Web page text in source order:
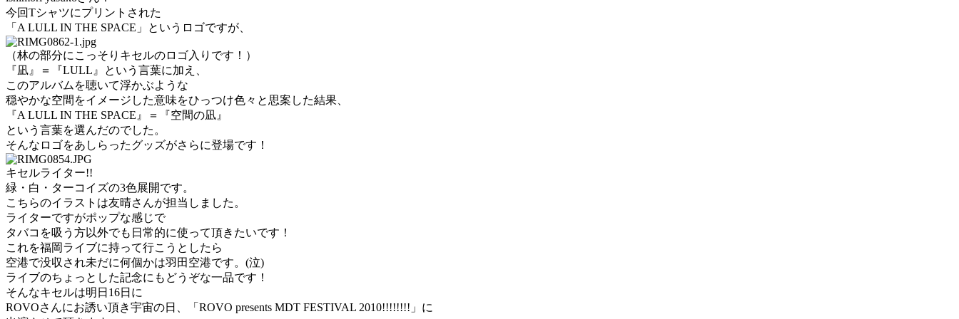
今回Tシャツにプリントされた
「A LULL IN THE SPACE」というロゴですが、
（林の部分にこっそりキセルのロゴ入りです！）
『凪』＝『LULL』という言葉に加え、
このアルバムを聴いて浮かぶような
穏やかな空間をイメージした意味をひっつけ色々と思案した結果、
『A LULL IN THE SPACE』＝『空間の凪』
という言葉を選んだのでした。
そんなロゴをあしらったグッズがさらに登場です！
キセルライター!!
緑・白・ターコイズの3色展開です。
こちらのイラストは友晴さんが担当しました。
ライターですがポップな感じで
タバコを吸う方以外でも日常的に使って頂きたいです！
これを福岡ライブに持って行こうとしたら
空港で没収され未だに何個かは羽田空港です。(泣)
ライブのちょっとした記念にもどうぞな一品です！
そんなキセルは明日16日に
ROVOさんにお誘い頂き宇宙の日、「ROVO presents MDT FESTIVAL 2010!!!!!!!!」に